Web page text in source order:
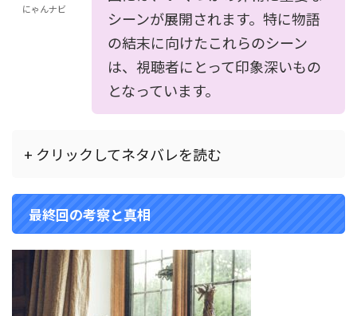
にゃんナビ
シーンが展開されます。特に物語
の結末に向けたこれらのシーン
は、視聴者にとって印象深いもの
となっています。
+ クリックしてネタバレを読む
最終回の考察と真相